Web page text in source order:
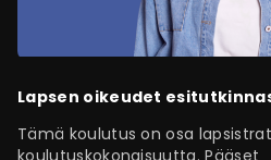
Lapsen oikeudet
Tämä koulutus on osa
koulutuskokonaisuutta. Pääset